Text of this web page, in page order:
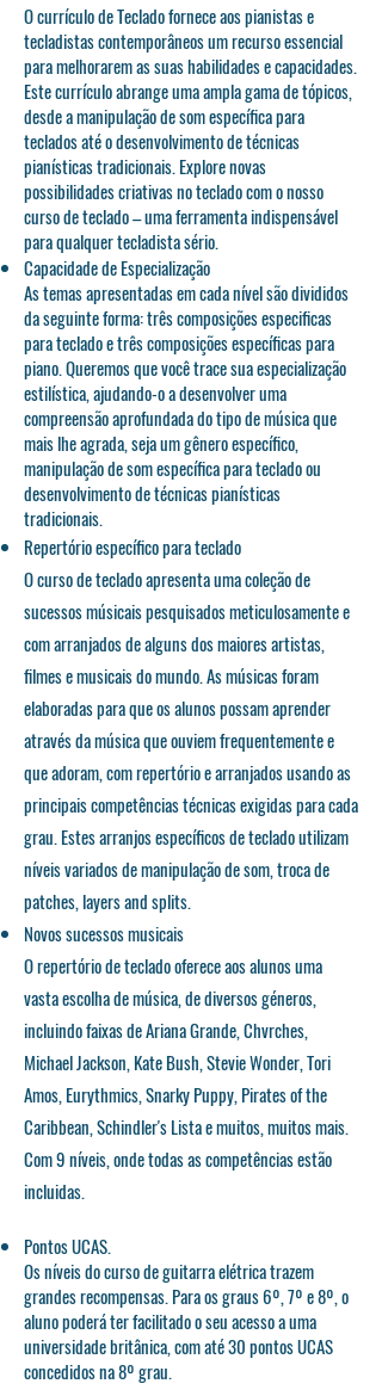
O currículo de Teclado fornece aos pianistas e
tecladistas contemporâneos um recurso essencial
para melhorarem as suas habilidades e capacidades.
Este currículo abrange uma ampla gama de tópicos,
desde a manipulação de som específica para
teclados até o desenvolvimento de técnicas
pianísticas tradicionais. Explore novas
possibilidades criativas no teclado com o nosso
curso de teclado – uma ferramenta indispensável
para qualquer tecladista sério.
Capacidade de Especialização
As temas apresentadas em cada nível são divididos
da seguinte forma: três composições especificas
para teclado e três composições específicas para
piano. Queremos que você trace sua especialização
estilística, ajudando-o a desenvolver uma
compreensão aprofundada do tipo de música que
mais lhe agrada, seja um gênero específico,
manipulação de som específica para teclado ou
desenvolvimento de técnicas pianísticas
tradicionais.
Repertório específico para teclado
O curso de teclado apresenta uma coleção de
sucessos músicais pesquisados meticulosamente e
com arranjados de alguns dos maiores artistas,
filmes e musicais do mundo. As músicas foram
elaboradas para que os alunos possam aprender
através da música que ouviem frequentemente e
que adoram, com repertório e arranjados usando as
principais competências técnicas exigidas para cada
grau. Estes arranjos específicos de teclado utilizam
níveis variados de manipulação de som, troca de
patches, layers and splits.
Novos sucessos musicais
O repertório de teclado oferece aos alunos uma
vasta escolha de música, de diversos géneros,
incluindo faixas de Ariana Grande, Chvrches,
Michael Jackson, Kate Bush, Stevie Wonder, Tori
Amos, Eurythmics, Snarky Puppy, Pirates of the
Caribbean, Schindler's Lista e muitos, muitos mais.
Com 9 níveis, onde todas ascompetênciasestão
incluidas.
Pontos UCAS.
Os níveis do curso de guitarra elétrica trazem
grandes recompensas. Para os graus 6º, 7º e 8º, o
aluno poderá ter facilitado o seu acesso a uma
universidadebritânica, com até 30 pontos UCAS
concedidos na 8º grau.